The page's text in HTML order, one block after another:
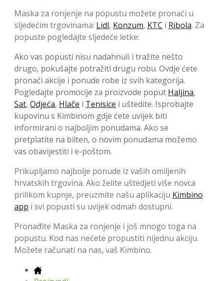
Maska za ronjenje na popustu možete pronaći u
sljedećim trgovinama: Lidl, Konzum, KTC i Ribola. Za
popuste pogledajte sljedeće letke:
Ako vas popusti nisu nadahnuli i tražite nešto
drugo, pokušajte potražiti drugu robu. Ovdje ćete
pronaći akcije i ponude robe iz svih kategorija.
Pogledajte promocije za proizvode poput Haljina,
Sat, Odjeća, Hlače i Tenisice i uštedite. Isprobajte
kupovinu s Kimbinom gdje ćete uvijek biti
informirani o najboljim ponudama. Ako se
pretplatite na bilten, o novim ponudama možemo
vas obavijestiti i e-poštom.
Prikupljamo najbolje ponude iz vaših omiljenih
hrvatskih trgovina. Ako želite uštedjeti više novca
prilikom kupnje, preuzmite našu aplikaciju Kimbino
app i svi popusti su uvijek odmah dostupni.
Pronađite Maska za ronjenje i još mnogo toga na
popustu. Kod nas nećete propustiti nijednu akciju.
Možete računati na nas, vaš Kimbino.